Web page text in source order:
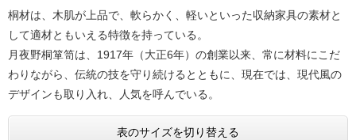
桐材は、木肌が上品で、軟らかく、軽いといった収納家具の素材と
して適材ともいえる特徴を持っている。
月夜野桐箪笥は、1917年（大正6年）の創業以来、常に材料にこだ
わりながら、伝統の技を守り続けるとともに、現在では、現代風の
デザインも取り入れ、人気を呼んでいる。
表のサイズを切り替える